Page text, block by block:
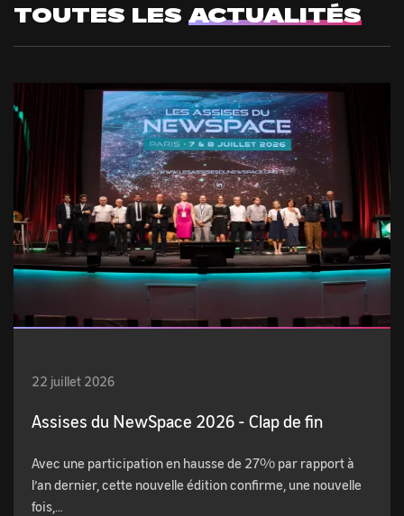
TOUTES LES ACTUALITÉS
22 juillet 2026
Assises du NewSpace 2026 - Clap de fin
Avec une participation en hausse de 27% par rapport à
l’an dernier, cette nouvelle édition confirme, une nouvelle
fois,…